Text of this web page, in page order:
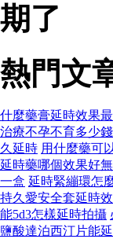
期了
熱門文
什麼藥膏延時效果
治療不孕不育多少錢
久延時 用什麼藥可
延時藥哪個效果好
一盒 延時緊繃環怎
持久愛安全套延時
能5d3怎樣延時拍攝
鹽酸達泊西汀片能